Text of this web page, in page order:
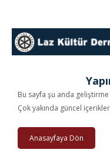
Bu sayfa şu anda geliştirme
Çok yakında güncel
Anasayfaya Dön